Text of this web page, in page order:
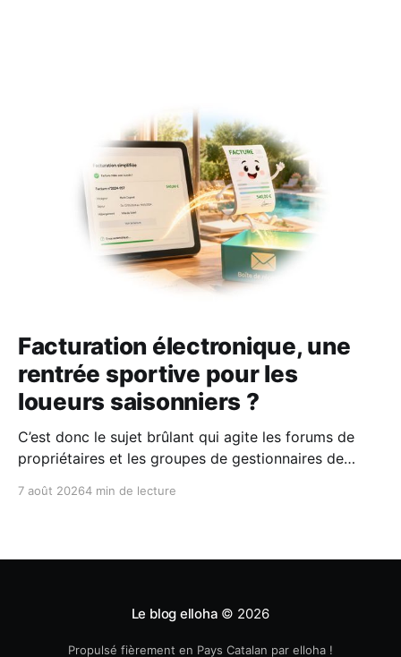
Facturation électronique, une
rentrée sportive pour les
loueurs saisonniers ?
C’est donc le sujet brûlant qui agite les forums de
propriétaires et les groupes de gestionnaires de
7 août 20264 min de lecture
Le blog elloha © 2026
Propulsé fièrement en Pays Catalan par elloha !